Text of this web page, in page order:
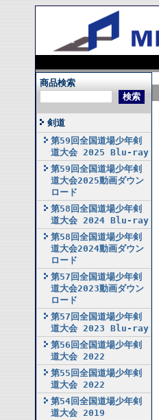
商品検索
剣道
第59回全国道場少年剣
道大会 2025 Blu-ray
第59回全国道場少年剣
道大会2025動画ダウン
ロード
第58回全国道場少年剣
道大会 2024 Blu-ray
第58回全国道場少年剣
道大会2024動画ダウン
ロード
第57回全国道場少年剣
道大会2023動画ダウン
ロード
第57回全国道場少年剣
道大会 2023 Blu-ray
第56回全国道場少年剣
道大会 2022
第55回全国道場少年剣
道大会 2022
第54回全国道場少年剣
道大会 2019